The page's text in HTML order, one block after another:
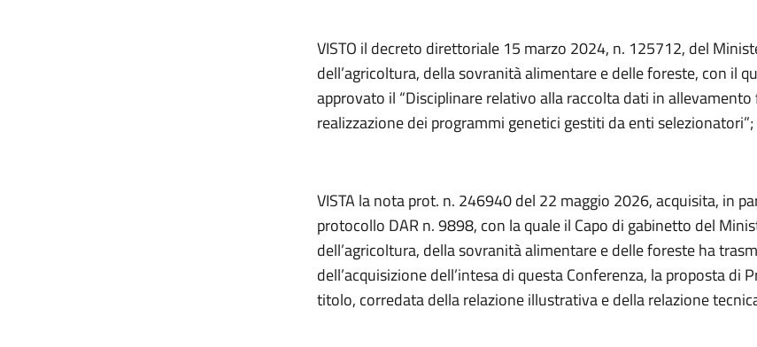
VISTO il decreto direttoriale 15 marzo 2024, n. 125712, del
dell’agricoltura, della sovranità alimentare e delle foreste, con il
approvato il “Disciplinare relativo alla raccolta dati in
realizzazione dei programmi genetici gestiti da enti selezionatori”;
VISTA la nota prot. n. 246940 del 22 maggio 2026, acquisita, in
protocollo DAR n. 9898, con la quale il Capo di gabinetto del
dell’agricoltura, della sovranità alimentare e delle foreste ha
dell’acquisizione dell’intesa di questa Conferenza, la proposta di
titolo, corredata della relazione illustrativa e della relazione